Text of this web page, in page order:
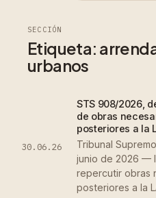
SECCIÓN
Etiqueta:
urbanos
30.06.26
STS 908/2026,
de obras
posteriores a la
Tribunal
junio de 2026 —
repercutir obras
posteriores a la